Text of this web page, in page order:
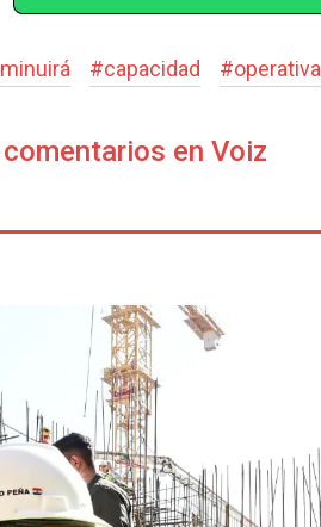
#capacidad #operativa
en Voiz